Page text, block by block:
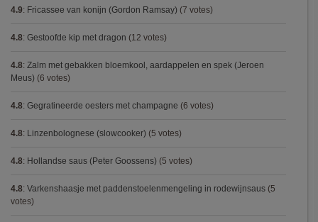
4.9: Fricassee van konijn (Gordon Ramsay) (7 votes)
4.8: Gestoofde kip met dragon (12 votes)
4.8: Zalm met gebakken bloemkool, aardappelen en spek (Jeroen
Meus) (6 votes)
4.8: Gegratineerde oesters met champagne (6 votes)
4.8: Linzenbolognese (slowcooker) (5 votes)
4.8: Hollandse saus (Peter Goossens) (5 votes)
4.8: Varkenshaasje met paddenstoelenmengeling in rodewijnsaus (5
votes)